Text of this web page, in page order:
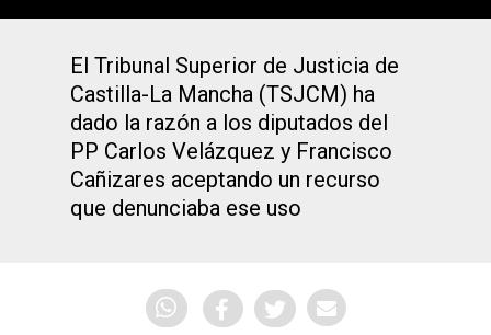
El Tribunal Superior de Justicia de
Castilla-La Mancha (TSJCM) ha
dado la razón a los diputados del
PP Carlos Velázquez y Francisco
Cañizares aceptando un recurso
que denunciaba ese uso